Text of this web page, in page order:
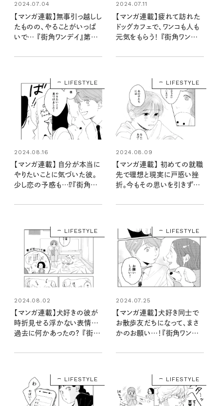
2024.07.04
【マンガ連載】無事引っ越しし
たものの、やることがいっぱ
いで… 『街角ワンデイ』第一
2024.07.11
【マンガ連載】疲れて訪れた
ドッグカフェで、ワンコも人も
元気をもらう！ 『街角ワンデ
LIFESTYLE
2024.08.16
【マンガ連載】 自分が本当に
やりたいことに気づいた彼。
少し恋の予感も…⁉『街角ワ
LIFESTYLE
2024.08.09
【マンガ連載】 初めての就職
先で理想と現実に戸惑い挫
折。今もその思いを引きずっ
二話 vol.3
LIFESTYLE
2024.08.02
【マンガ連載】犬好きの彼が
時折見せる浮かない表情…
過去に何かあったの？ 『街角
LIFESTYLE
2024.07.25
【マンガ連載】犬好き同士で
お散歩友だちになって、まさ
かのお願い…！『街角ワンデ
LIFESTYLE LIFESTYLE